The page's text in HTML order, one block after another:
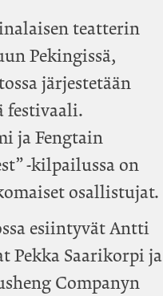
teatterin
Pekingissä,
järjestetään
festivaali.
ja Fengtain
-kilpailussa on
osallistujat.
esiintyvät Antti
Pekka Saarikorpi ja
Companyn